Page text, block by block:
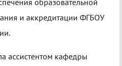
образовательной
и аккредитации ФГБОУ
ассистентом кафедры